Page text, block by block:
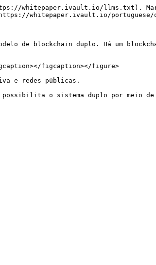
whitepaper.ivault.io/llms.txt).
whitepaper.ivault.io/portuguese/
de blockchain duplo. Há um
figcaption></figure>
e redes públicas.